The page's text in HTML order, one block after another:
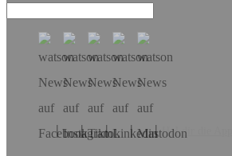
Hol dir die App!